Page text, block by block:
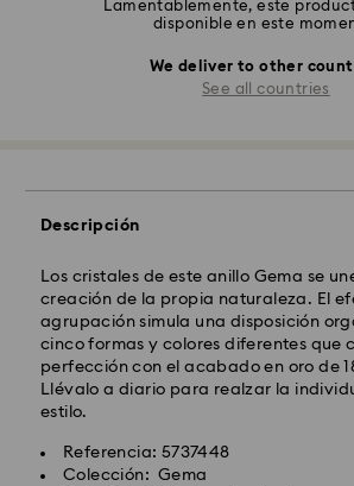
Lamentablemente, este
disponible en este
We deliver to other
See all countries
Descripción
Los cristales de este anillo Gema se
creación de la propia naturaleza. El
agrupación simula una disposición
cinco formas y colores diferentes que
perfección con el acabado en oro de
Llévalo a diario para realzar la
estilo.
Referencia: 5737448
Colección: Gema